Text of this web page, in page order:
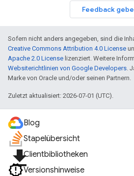
Feedback
Sofern nicht anders angegeben, sind die
Creative Commons Attribution 4.0 License
Apache 2.0 License lizenziert. Weitere
Websiterichtlinien von Google Developers.
Marke von Oracle und/oder seinen Partnern.
Zuletzt aktualisiert: 2026-07-01 (UTC).
Blog
Stapelübersicht
file_downloadClientbibliotheken
Versionshinweise